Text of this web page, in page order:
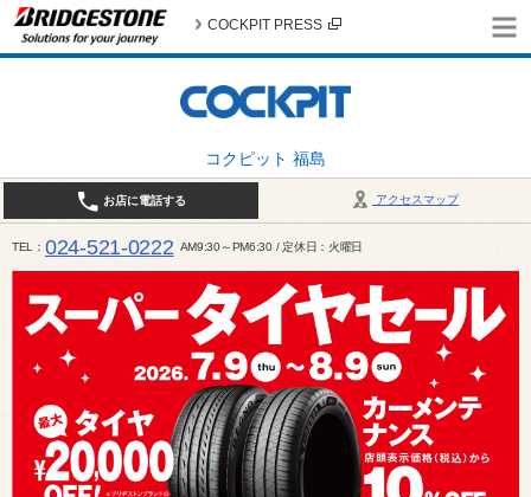
コクピット 福島
COCKPIT PRESS
アクセスマップ
お店に電話する
TEL 024-521-0222 AM9:30～PM6:30 / 定休日：火曜日